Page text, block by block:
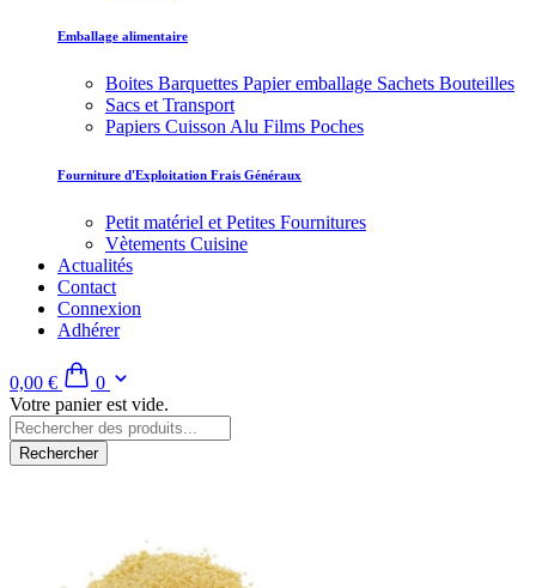
Emballage alimentaire
Boites Barquettes Papier emballage Sachets Bouteilles
Sacs et Transport
Papiers Cuisson Alu Films Poches
Fourniture d'Exploitation Frais Généraux
Petit matériel et Petites Fournitures
Vètements Cuisine
Actualités
Contact
Connexion
Adhérer
0,00 €
0
Votre panier est vide.
Rechercher